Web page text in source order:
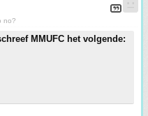
no?
MMUFC het volgende: